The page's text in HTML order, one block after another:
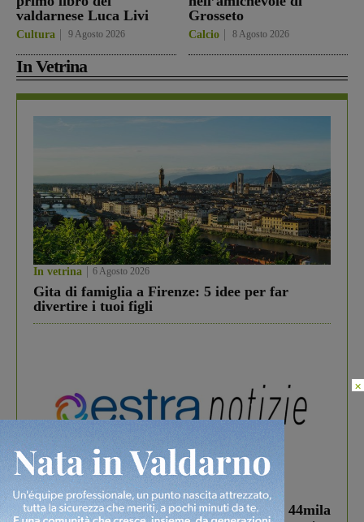
valdarnese Luca Livi
Cultura 9 Agosto 2026
Grosseto
Calcio 8 Agosto 2026
In Vetrina
In vetrina 6 Agosto 2026
Gita di famiglia a Firenze: 5 idee per far
divertire i tuoi figli
In vetrina 3 Agosto 2026
Estra Notizie agosto: Smart Cities, oltre 44mila
×